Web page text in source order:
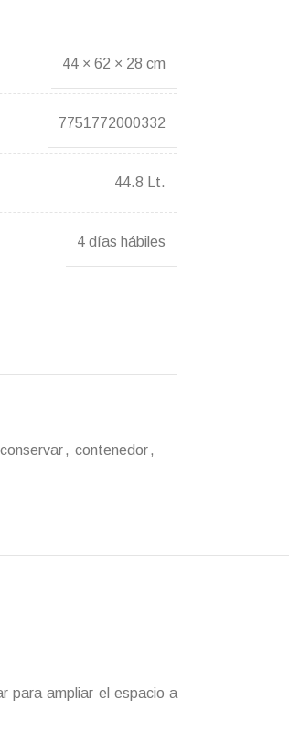
44 × 62 × 28 cm
7751772000332
44.8 Lt.
4 días hábiles
conservar, contenedor,
para ampliar el espacio a